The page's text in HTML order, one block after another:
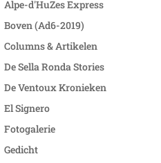
Alpe-d'HuZes Express
Boven (Ad6-2019)
Columns & Artikelen
De Sella Ronda Stories
De Ventoux Kronieken
El Signero
Fotogalerie
Gedicht